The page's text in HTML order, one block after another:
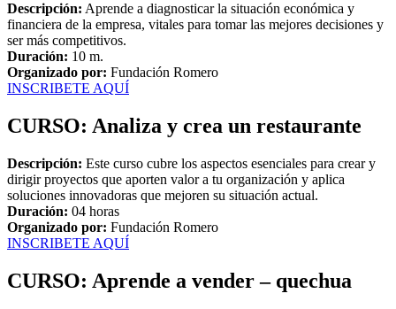
Descripción: Aprende a diagnosticar la situación económica y
financiera de la empresa, vitales para tomar las mejores decisiones y
ser más competitivos.
Duración: 10 m.
Organizado por: Fundación Romero
INSCRIBETE AQUÍ
CURSO: Analiza y crea un restaurante
Descripción: Este curso cubre los aspectos esenciales para crear y
dirigir proyectos que aporten valor a tu organización y aplica
soluciones innovadoras que mejoren su situación actual.
Duración: 04 horas
Organizado por: Fundación Romero
INSCRIBETE AQUÍ
CURSO: Aprende a vender – quechua